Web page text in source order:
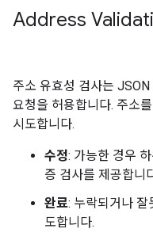
Address
주소 유효성 검사는
요청을 허용합니다. 주소
시도합니다.
수정: 가능한 경우
증 검사를 제공합니
완료: 누락되거나 잘
도합니다.